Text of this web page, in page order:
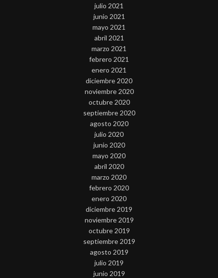
julio 2021
junio 2021
mayo 2021
abril 2021
marzo 2021
febrero 2021
enero 2021
diciembre 2020
noviembre 2020
octubre 2020
septiembre 2020
agosto 2020
julio 2020
junio 2020
mayo 2020
abril 2020
marzo 2020
febrero 2020
enero 2020
diciembre 2019
noviembre 2019
octubre 2019
septiembre 2019
agosto 2019
julio 2019
junio 2019